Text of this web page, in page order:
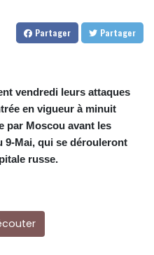
Partager Partager
vendredi leurs attaques
en vigueur à minuit
par Moscou avant les
9-Mai, qui se dérouleront
russe.